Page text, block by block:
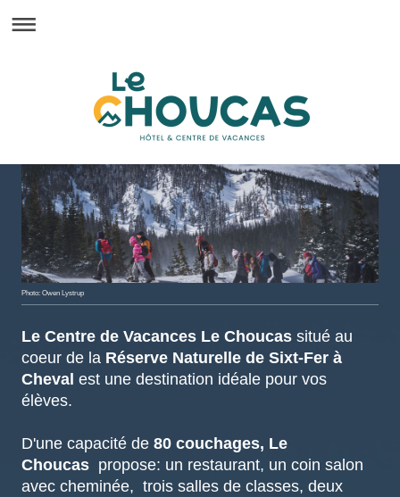
Photo: Owen Lystrup
Le Centre de Vacances Le Choucas situé au
coeur de la Réserve Naturelle de Sixt-Fer à
Cheval est une destination idéale pour vos
élèves.
D'une capacité de 80 couchages, Le
Choucas propose: un restaurant, un coin salon
avec cheminée, trois salles de classes, deux